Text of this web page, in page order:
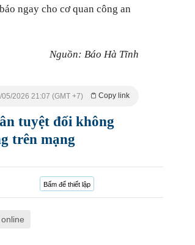
ngay cho cơ quan công an
Nguồn: Báo Hà Tĩnh
Copy link
05/2026 21:07 (GMT +7)
tuyệt đối không
trên mạng
Bấm để thiết lập